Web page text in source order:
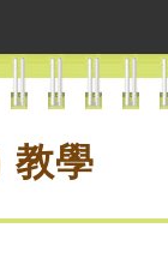
教學